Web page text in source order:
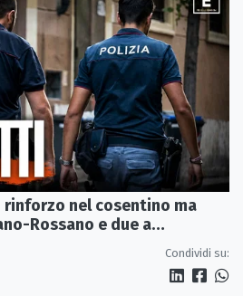
rinforzo nel cosentino ma
Rossano e due a
Condividi su: